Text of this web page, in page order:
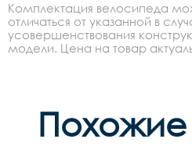
Комплектация велосипеда
отличаться от указанной в
усовершенствования
модели. Цена на товар
Похожие